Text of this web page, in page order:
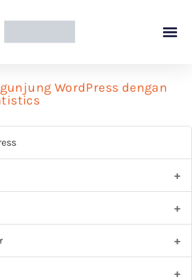
WordPress dengan